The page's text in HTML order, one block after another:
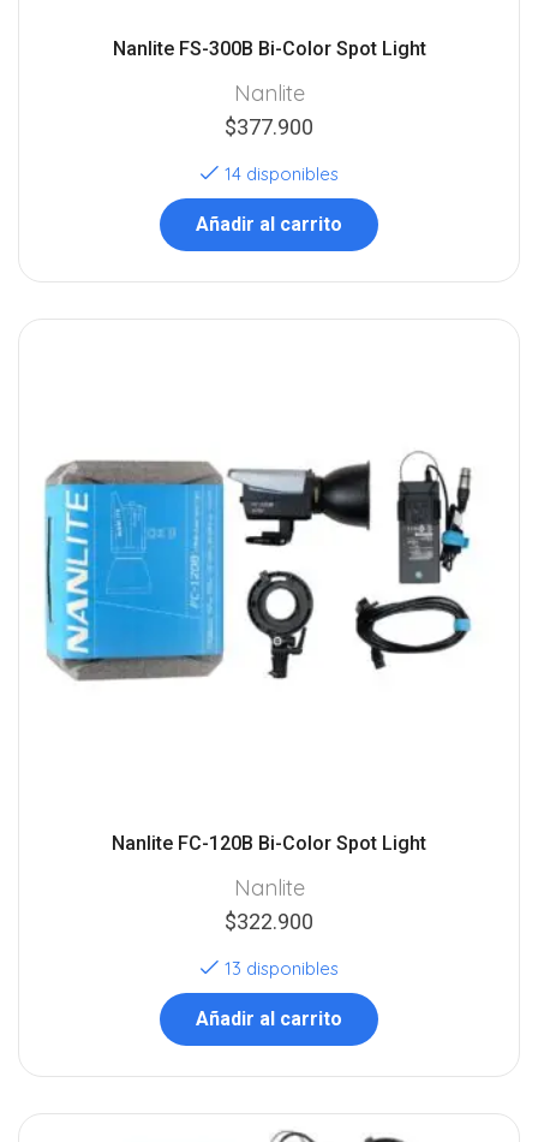
Nanlite FS-300B Bi-Color Spot Light
Nanlite
$377.900
14 disponibles
Añadir al carrito
Nanlite FC-120B Bi-Color Spot Light
Nanlite
$322.900
13 disponibles
Añadir al carrito